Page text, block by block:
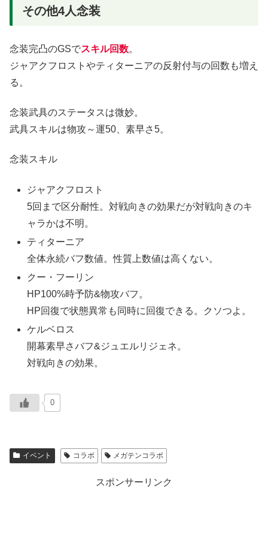
その他4人念装
念装完凸のGSでスキル回数。
ジャアクフロストやティターニアの反射付与の回数も増え
る。
念装武具のステータスは微妙。
武具スキルは物攻～運50、素早さ5。
念装スキル
ジャアクフロスト
5回まで区分耐性。対戦向きの効果だが対戦向きのキ
ャラかは不明。
ティターニア
全体永続バフ数値。性質上数値は高くない。
クー・フーリン
HP100%時予防&物攻バフ。
HP回復で状態異常も同時に回復できる。クソつよ。
ケルベロス
開幕素早さバフ&ジュエルリジェネ。
対戦向きの効果。
0
イベント コラボ メガテンコラボ
スポンサーリンク